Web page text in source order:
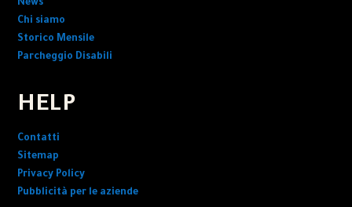
News
Chi siamo
Storico Mensile
Parcheggio Disabili
HELP
Contatti
Sitemap
Privacy Policy
Pubblicità per le aziende